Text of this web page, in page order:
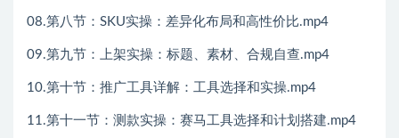
08.第八节：SKU实操：差异化布局和高性价比.mp4
09.第九节：上架实操：标题、素材、合规自查.mp4
10.第十节：推广工具详解：工具选择和实操.mp4
11.第十一节：测款实操：赛马工具选择和计划搭建.mp4